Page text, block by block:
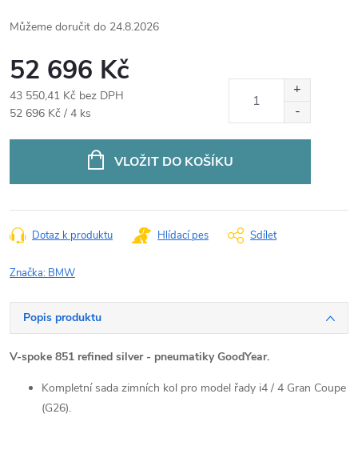
24.8.2026
52 696 Kč
43 550,41 Kč bez DPH
Měrná
52 696 Kč / 4 ks
VLOŽIT DO KOŠÍKU
Dotaz k produktu Hlídací pes Sdílet
Značka: BMW
Popis produktu
V-spoke 851 refined silver - pneumatiky GoodYear.
Kompletní sada zimních kol pro model řady i4 / 4 Gran Coupe
(G26).